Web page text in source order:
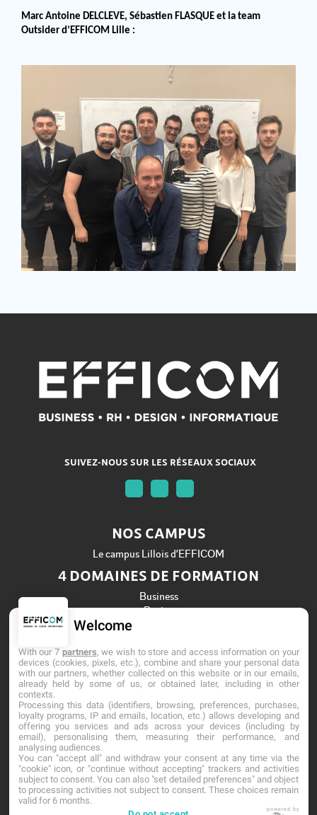
Marc Antoine DELCLEVE, Sébastien FLASQUE et la team
Outsider d’EFFICOM Lille :
SUIVEZ-NOUS SUR LES RÉSEAUX SOCIAUX
NOS CAMPUS
Le campus Lillois d’EFFICOM
4 DOMAINES DE FORMATION
Business
Design
Informatique
Établissement d'Enseignement Supérieur Privé Technique
Dernière mise à jour : Mai 2026
Welcome
With our 7 partners, we wish to store and access information on your
devices (cookies, pixels, etc.), combine and share your personal data
with our partners, whether collected on this website or in our emails,
already held by some of us, or obtained later, including in other
contexts.
Processing this data (identifiers, browsing, preferences, purchases,
loyalty programs, IP and emails, location, etc.) allows developing and
offering you services and ads across your devices (including by
email), personalising them, measuring their performance, and
analysing audiences.
You can "accept all" and withdraw your consent at any time via the
"cookie" icon, or "continue without accepting" trackers and activities
subject to consent. You can also "set detailed preferences" and object
to processing activities not subject to consent. These choices remain
valid for 6 months.
powered by